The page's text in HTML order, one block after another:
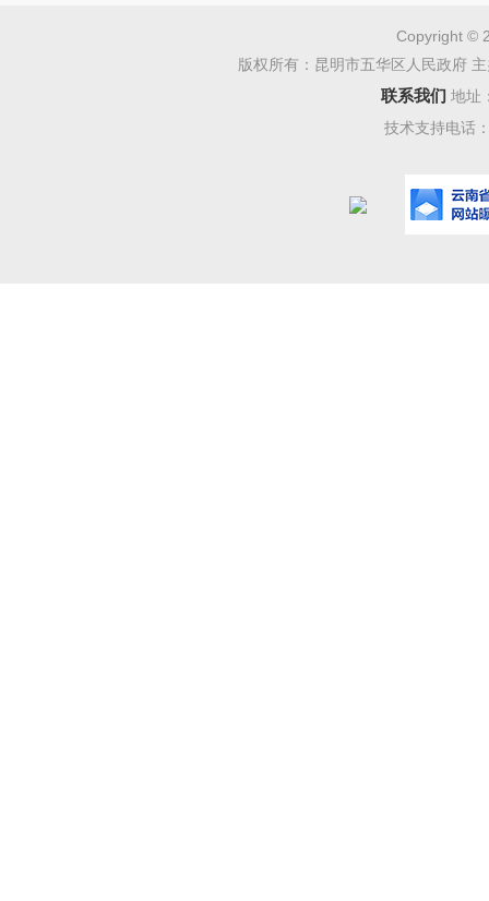
检查
对气瓶定
传、应
否持证
监管系
完成等
Copyright ©
版权所有：昆明市五华区人民政府
联系我们 地址
技术支持电话